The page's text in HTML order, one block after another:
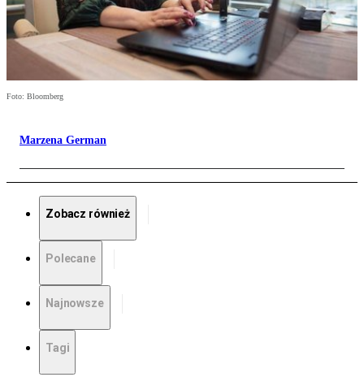
Foto: Bloomberg
Marzena German
Zobacz również
Polecane
Najnowsze
Tagi